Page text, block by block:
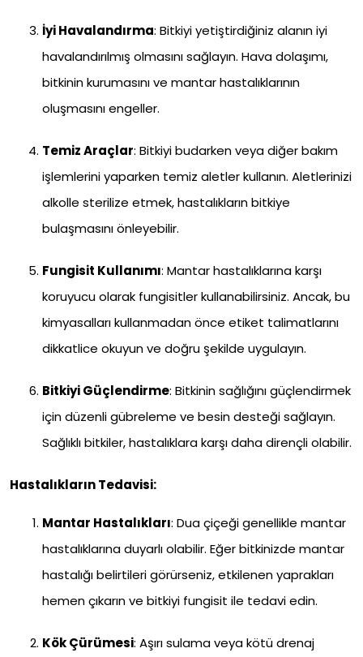
İyi Havalandırma: Bitkiyi yetiştirdiğiniz alanın iyi
havalandırılmış olmasını sağlayın. Hava dolaşımı,
bitkinin kurumasını ve mantar hastalıklarının
oluşmasını engeller.
Temiz Araçlar: Bitkiyi budarken veya diğer bakım
işlemlerini yaparken temiz aletler kullanın. Aletlerinizi
alkolle sterilize etmek, hastalıkların bitkiye
bulaşmasını önleyebilir.
Fungisit Kullanımı: Mantar hastalıklarına karşı
koruyucu olarak fungisitler kullanabilirsiniz. Ancak, bu
kimyasalları kullanmadan önce etiket talimatlarını
dikkatlice okuyun ve doğru şekilde uygulayın.
Bitkiyi Güçlendirme: Bitkinin sağlığını güçlendirmek
için düzenli gübreleme ve besin desteği sağlayın.
Sağlıklı bitkiler, hastalıklara karşı daha dirençli olabilir.
Hastalıkların Tedavisi:
Mantar Hastalıkları: Dua çiçeği genellikle mantar
hastalıklarına duyarlı olabilir. Eğer bitkinizde mantar
hastalığı belirtileri görürseniz, etkilenen yaprakları
hemen çıkarın ve bitkiyi fungisit ile tedavi edin.
Kök Çürümesi: Aşırı sulama veya kötü drenaj